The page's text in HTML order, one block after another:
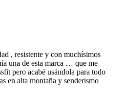
, resistente y con muchísimos
una de esta marca … que me
pero acabé usándola para todo
en alta montaña y senderismo